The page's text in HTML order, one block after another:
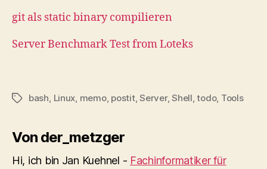
git als static binary compilieren
Server Benchmark Test from Loteks
Schlagwörter
bash, Linux, memo, postit,Server,Shell,todo, Tools
Von der_metzger
Hi, ich bin Jan Kuehnel - Fachinformatiker für